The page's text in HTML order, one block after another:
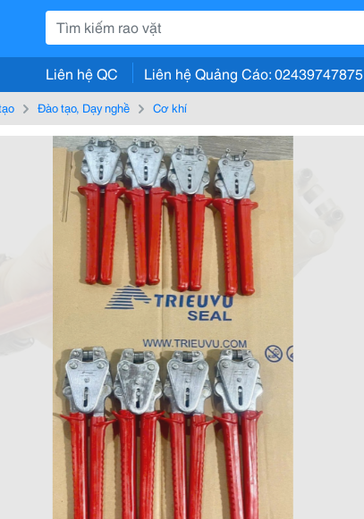
Liên hệ QC Liên hệ Quảng Cáo: 02439747875
Đào tạo, Dạy nghề Cơ khí